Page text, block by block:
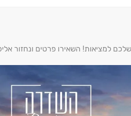
למציאות! השאירו פרטים ונחזור